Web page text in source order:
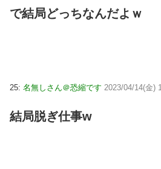
で結局どっちなんだよｗ
25: 名無しさん＠恐縮です 2023/04/14(金)
結局脱ぎ仕事w